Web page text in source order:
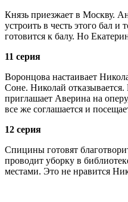
Князь приезжает в Москву.
устроить в честь этого бал и
готовится к балу. Но
11 серия
Воронцова настаивает
Соне. Николай
приглашает Аверина на
все же соглашается и
12 серия
Спицины готовят
проводит уборку в
местами. Это не нравится